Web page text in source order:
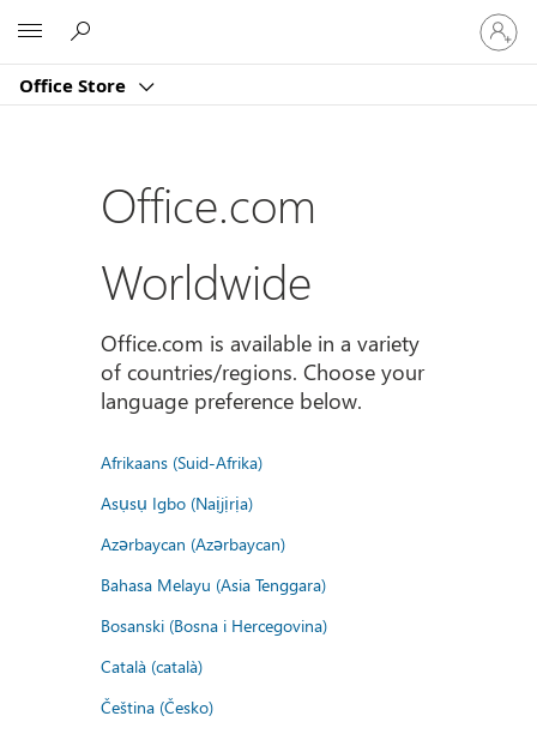
Office Store
Sign
in
to
account
Office.com
Worldwide
Office.com is available in a variety
of countries/regions. Choose your
language preference below.
Afrikaans (Suid-Afrika)
Asụsụ Igbo (Naịjịrịa)
Azərbaycan (Azərbaycan)
Bahasa Melayu (Asia Tenggara)
Bosanski (Bosna i Hercegovina)
Català (català)
Čeština (Česko)